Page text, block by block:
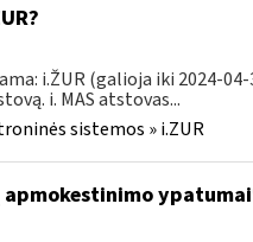
i.ŽUR (galioja iki 2024-
i. MAS atstovas...
sistemos » i.ZUR